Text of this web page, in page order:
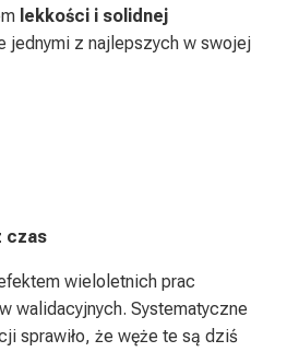
lekkości i solidnej
jednymi z najlepszych w swojej
czas
wieloletnich prac
walidacyjnych. Systematyczne
sprawiło, że węże te są dziś